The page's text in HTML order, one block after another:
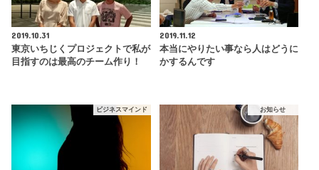
2019.10.31
東京いちじくプロジェクトで私が
目指すのは最高のチーム作り！
2019.11.12
本当にやりたい事なら人はどうに
かするんです
ビジネスマインド お知らせ